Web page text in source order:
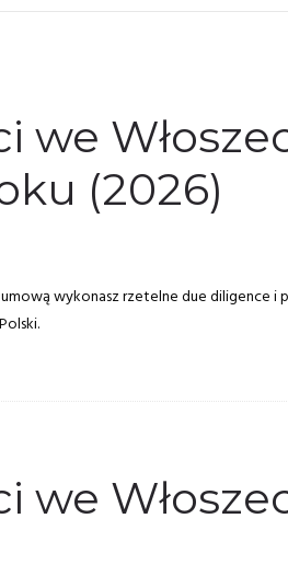
we
(2026)
wykonasz rzetelne due diligence i
we